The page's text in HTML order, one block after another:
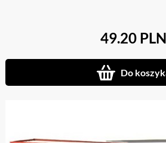
49.20 PLN
Do